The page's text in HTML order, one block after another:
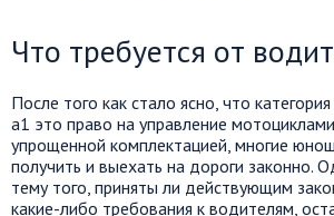
Что требуется от
После того как стало ясно, что
а1 это право на управление
упрощенной комплектацией, многие
получить и выехать на дороги законно.
тему того, приняты ли действующим
какие-либо требования к водителям,